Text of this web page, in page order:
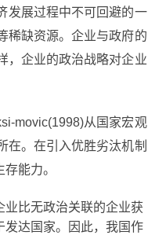
发展过程中不可回避的一
稀缺资源。企业与政府的
，企业的政治战略对企业
movic(1998)从国家宏观
在。在引入优胜劣汰机制
能力。
业比无政治关联的企业获
发达国家。因此，我国作